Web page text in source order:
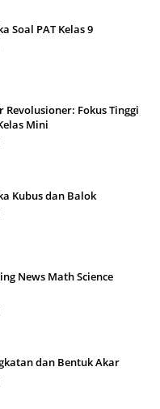
Soal PAT Kelas 9
Fokus Tinggi
Mini
Kubus dan Balok
News Math Science
dan Bentuk Akar